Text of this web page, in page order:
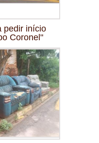
pedir início
Coronel"